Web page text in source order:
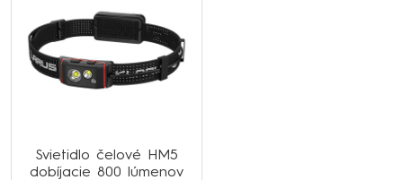
Svietidlo čelové HM5
dobíjacie 800 lúmenov